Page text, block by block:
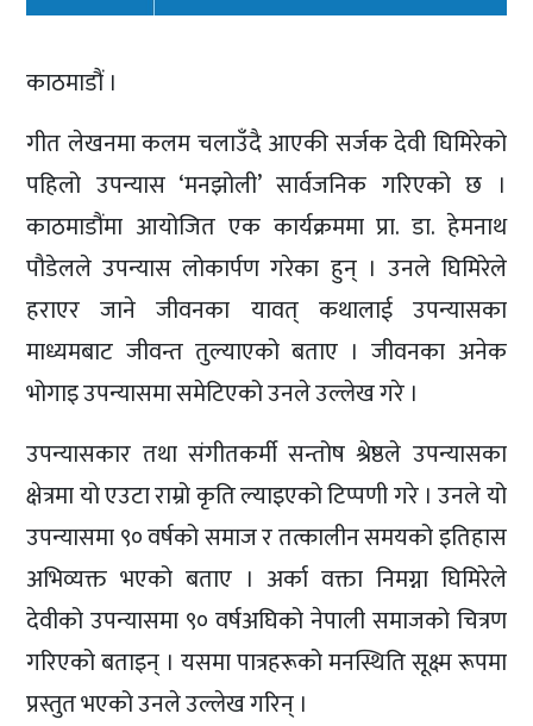
काठमाडौं ।
गीत लेखनमा कलम चलाउँदै आएकी सर्जक देवी घिमिरेको
पहिलो उपन्यास ‘मनझोली’ सार्वजनिक गरिएको छ ।
काठमाडौंमा आयोजित एक कार्यक्रममा प्रा. डा. हेमनाथ
पौडेलले उपन्यास लोकार्पण गरेका हुन् । उनले घिमिरेले
हराएर जाने जीवनका यावत् कथालाई उपन्यासका
माध्यमबाट जीवन्त तुल्याएको बताए । जीवनका अनेक
भोगाइ उपन्यासमा समेटिएको उनले उल्लेख गरे ।
उपन्यासकार तथा संगीतकर्मी सन्तोष श्रेष्ठले उपन्यासका
क्षेत्रमा यो एउटा राम्रो कृति ल्याइएको टिप्पणी गरे । उनले यो
उपन्यासमा ९० वर्षको समाज र तत्कालीन समयको इतिहास
अभिव्यक्त भएको बताए । अर्का वक्ता निमग्ना घिमिरेले
देवीको उपन्यासमा ९० वर्षअघिको नेपाली समाजको चित्रण
गरिएको बताइन् । यसमा पात्रहरूको मनस्थिति सूक्ष्म रूपमा
प्रस्तुत भएको उनले उल्लेख गरिन् ।